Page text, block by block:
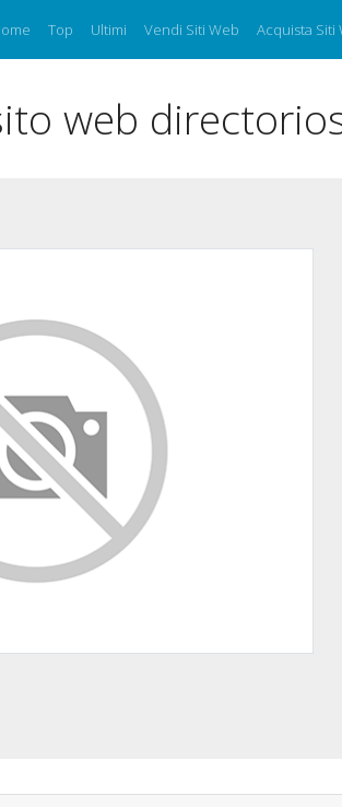
Top Ultimi Vendi Siti Web Acquista Siti
web